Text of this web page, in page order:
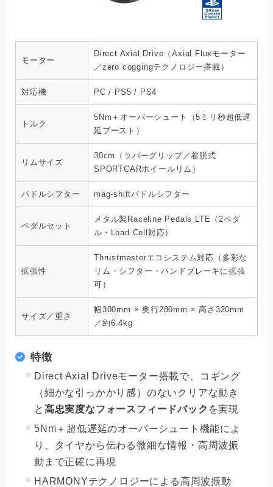
モーター
Direct Axial Drive（Axial Fluxモーター
／zero coggingテクノロジー搭載）
対応機 PC / PS5 / PS4
トルク
5Nm＋オーバーシュート（5ミリ秒超低遅
延ブースト）
リムサイズ
30cm（ラバーグリップ／着脱式
SPORTCARホイールリム）
パドルシフター mag-shiftパドルシフター
ペダルセット
メタル製Raceline Pedals LTE（2ペダ
ル・Load Cell対応）
拡張性
Thrustmasterエコシステム対応（多彩な
リム・シフター・ハンドブレーキに拡張
可）
サイズ／重さ
幅300mm × 奥行280mm × 高さ320mm
／約6.4kg
特徴
Direct Axial Driveモーター搭載で、コギング
（細かな引っかかり感）のないクリアな動き
と 高忠実度なフォースフィードバック を実現
5Nm＋超低遅延のオーバーシュート機能によ
り、タイヤから伝わる微細な情報・高周波振
動まで正確に再現
HARMONYテクノロジーによる高周波振動